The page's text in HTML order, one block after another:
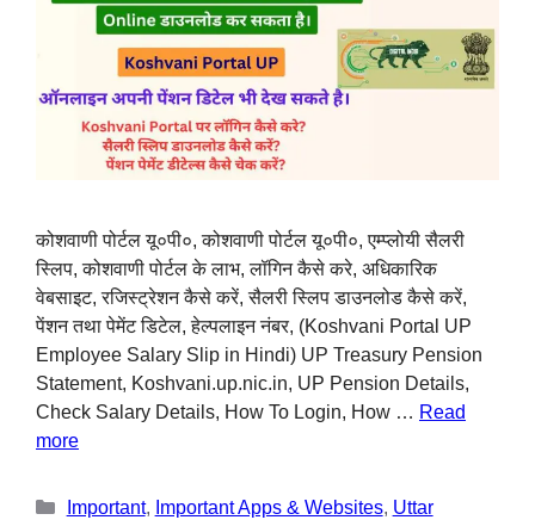
कोशवाणी पोर्टल यू०पी०, कोशवाणी पोर्टल यू०पी०, एम्प्लोयी सैलरी
स्लिप, कोशवाणी पोर्टल के लाभ, लॉगिन कैसे करे, अधिकारिक
वेबसाइट, रजिस्ट्रेशन कैसे करें, सैलरी स्लिप डाउनलोड कैसे करें,
पेंशन तथा पेमेंट डिटेल, हेल्पलाइन नंबर, (Koshvani Portal UP
Employee Salary Slip in Hindi) UP Treasury Pension
Statement, Koshvani.up.nic.in, UP Pension Details,
Check Salary Details, How To Login, How … Read
more
Important, Important Apps & Websites, Uttar